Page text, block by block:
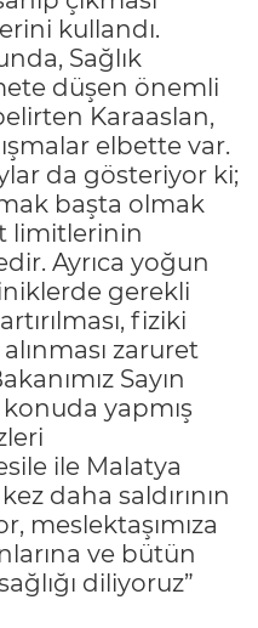
kullandı.
Sağlık
düşen önemli
Karaaslan,
elbette var.
da gösteriyor ki;
başta olmak
limitlerinin
Ayrıca yoğun
gerekli
fiziki
zaruret
Sayın
yapmış
ile Malatya
daha saldırının
meslektaşımıza
ve bütün
diliyoruz”